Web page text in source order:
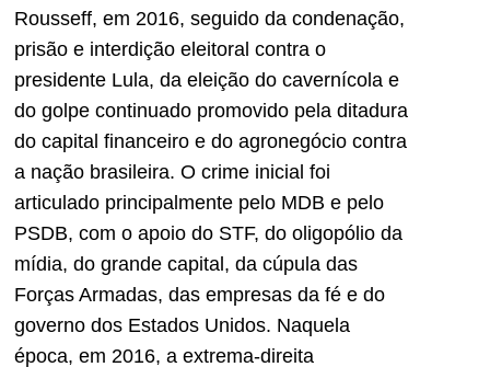
Rousseff, em 2016, seguido da condenação,
prisão e interdição eleitoral contra o
presidente Lula, da eleição do cavernícola e
do golpe continuado promovido pela ditadura
do capital financeiro e do agronegócio contra
a nação brasileira. O crime inicial foi
articulado principalmente pelo MDB e pelo
PSDB, com o apoio do STF, do oligopólio da
mídia, do grande capital, da cúpula das
Forças Armadas, das empresas da fé e do
governo dos Estados Unidos. Naquela
época, em 2016, a extrema-direita